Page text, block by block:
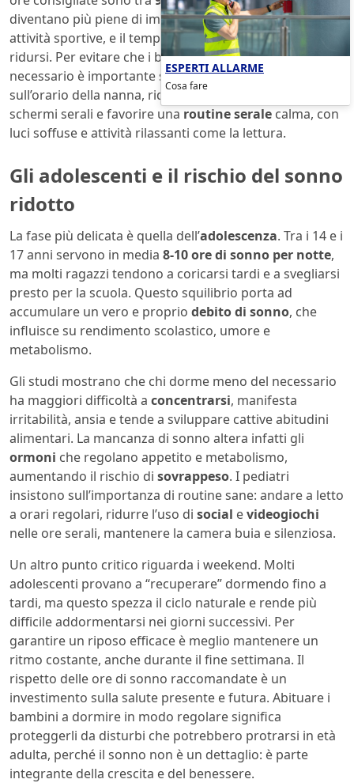
diventano più piene di impegni, tra scuola, compiti e
attività sportive, e il tempo dedicato al riposo rischia di
ridursi. Per evitare che i bambini dormano meno del
necessario è importante stabilire regole precise
sull’orario della nanna, ridurre l’esposizione agli
schermi serali e favorire una routine serale calma, con
luci soffuse e attività rilassanti come la lettura.
Gli adolescenti e il rischio del sonno
ridotto
La fase più delicata è quella dell’adolescenza. Tra i 14 e i
17 anni servono in media 8-10 ore di sonno per notte,
ma molti ragazzi tendono a coricarsi tardi e a svegliarsi
presto per la scuola. Questo squilibrio porta ad
accumulare un vero e proprio debito di sonno, che
influisce su rendimento scolastico, umore e
metabolismo.
Gli studi mostrano che chi dorme meno del necessario
ha maggiori difficoltà a concentrarsi, manifesta
irritabilità, ansia e tende a sviluppare cattive abitudini
alimentari. La mancanza di sonno altera infatti gli
ormoni che regolano appetito e metabolismo,
aumentando il rischio di sovrappeso. I pediatri
insistono sull’importanza di routine sane: andare a letto
a orari regolari, ridurre l’uso di social evideogiochi
nelle ore serali, mantenere la camera buia e silenziosa.
Un altro punto critico riguarda i weekend. Molti
adolescenti provano a “recuperare” dormendo fino a
tardi, ma questo spezza il ciclo naturale e rende più
difficile addormentarsi nei giorni successivi. Per
garantire un riposo efficace è meglio mantenere un
ritmo costante, anche durante il fine settimana. Il
rispetto delle ore di sonno raccomandate è un
investimento sulla salute presente e futura. Abituare i
bambini a dormire in modo regolare significa
proteggerli da disturbi che potrebbero protrarsi in età
adulta, perché il sonno non è un dettaglio: è parte
integrante della crescita e del benessere.
ESPERTI ALLARME
Cosa fare